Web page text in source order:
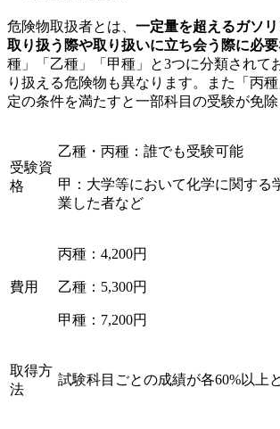
危険物取扱者とは、 一定量を超えるガソ
取り扱う際や取り扱いに立ち会う際に必
種」「乙種」「甲種」と3つに分類されて
り扱える危険物も異なります。また「丙
定の条件を満たすと一部科目の受験が免除
受験資
格
乙種・丙種：誰でも受験可能
甲：大学等において化学に関する
業した者など
費用
丙種：4,200円
乙種：5,300円
甲種：7,200円
取得方
法
試験科目ごとの成績が各60%以上